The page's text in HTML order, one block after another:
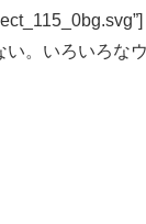
。いろいろな